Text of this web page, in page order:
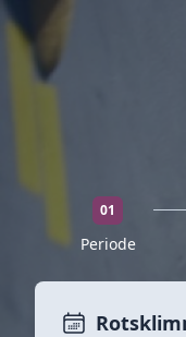
01
Periode